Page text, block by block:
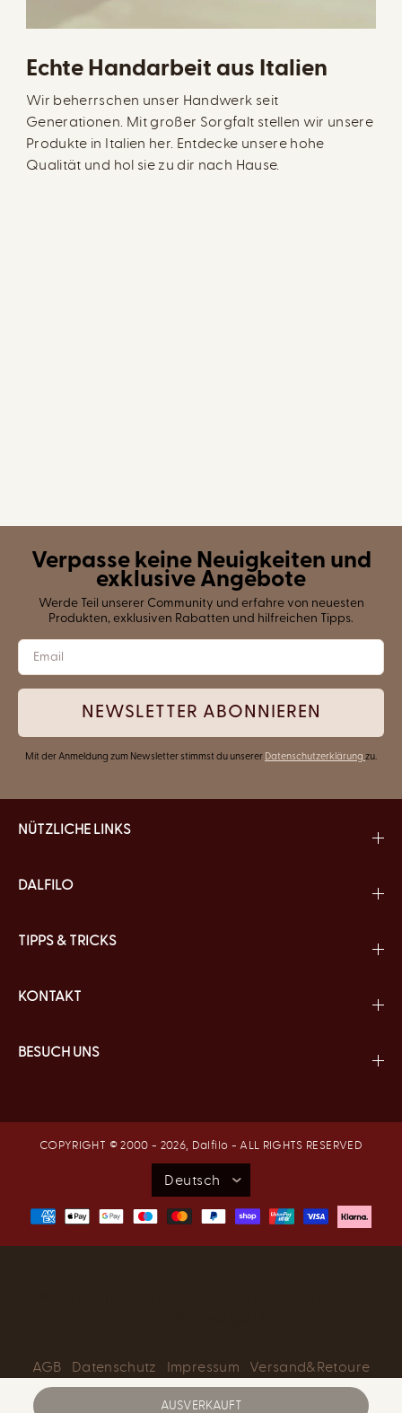
AUSVERKAUFT
Echte Handarbeit aus Italien
Wir beherrschen unser Handwerk seit
Generationen. Mit großer Sorgfalt stellen wir unsere
Produkte in Italien her. Entdecke unsere hohe
Qualität und hol sie zu dir nach Hause.
Verpasse keine Neuigkeiten und
exklusive Angebote
Werde Teil unserer Community und erfahre von neuesten
Produkten, exklusiven Rabatten und hilfreichen Tipps.
NEWSLETTER ABONNIEREN
Mit der Anmeldung zum Newsletter stimmst du unserer Datenschutzerklärung zu.
NÜTZLICHE LINKS
DALFILO
TIPPS & TRICKS
KONTAKT
BESUCH UNS
COPYRIGHT © 2000 - 2026, Dalfilo - ALL RIGHTS RESERVED
AGB Datenschutz Impressum Versand&Retoure